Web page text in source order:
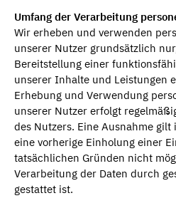
Umfang der Verarbeitung
Wir erheben und verwenden
unserer Nutzer grundsätzlich
Bereitstellung einer
unserer Inhalte und Leistungen
Erhebung und Verwendung
unserer Nutzer erfolgt
des Nutzers. Eine Ausnahme
eine vorherige Einholung einer
tatsächlichen Gründen nicht
Verarbeitung der Daten durch
gestattet ist.